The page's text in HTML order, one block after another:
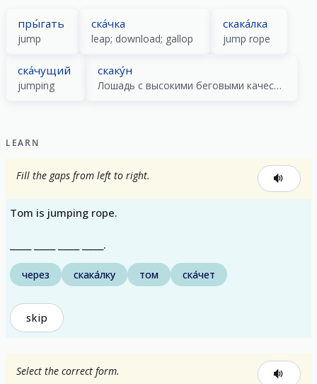
пры́гать
jump
ска́чка
leap; download; gallop
скака́лка
jump rope
ска́чущий
jumping
скаку́н
Лошадь с высокими беговыми качествами
LEARN
Fill the gaps from left to right.
Tom is jumping rope.
_____ _____ _____ _____.
через скака́лку том ска́чет
skip
Select the correct form.